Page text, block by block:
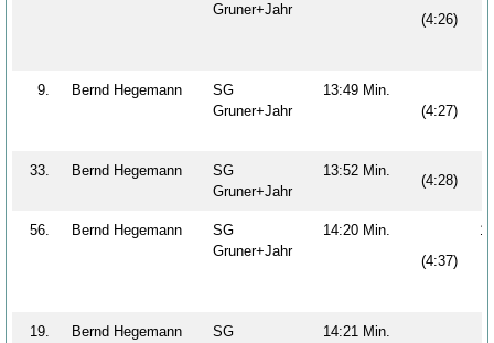
Gruner+Jahr
(4:26)
9. Bernd Hegemann
SG
Gruner+Jahr
13:49 Min.
(4:27)
33. Bernd Hegemann
SG
Gruner+Jahr
13:52 Min.
(4:28)
56. Bernd Hegemann
SG
Gruner+Jahr
14:20 Min.
(4:37)
19. Bernd Hegemann
SG
14:21 Min.